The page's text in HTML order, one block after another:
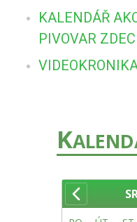
KALENDÁŘ
PIVOVAR
K